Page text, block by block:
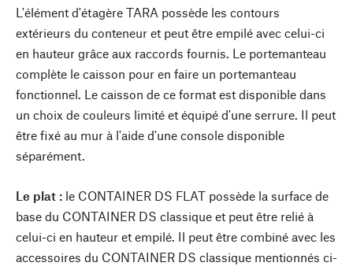
L'élément d'étagère TARA possède les contours
extérieurs du conteneur et peut être empilé avec celui-ci
en hauteur grâce aux raccords fournis. Le portemanteau
complète le caisson pour en faire un portemanteau
fonctionnel. Le caisson de ce format est disponible dans
un choix de couleurs limité et équipé d'une serrure. Il peut
être fixé au mur à l'aide d'une console disponible
séparément.
Le plat : le CONTAINER DS FLAT possède la surface de
base du CONTAINER DS classique et peut être relié à
celui-ci en hauteur et empilé. Il peut être combiné avec les
accessoires du CONTAINER DS classique mentionnés ci-